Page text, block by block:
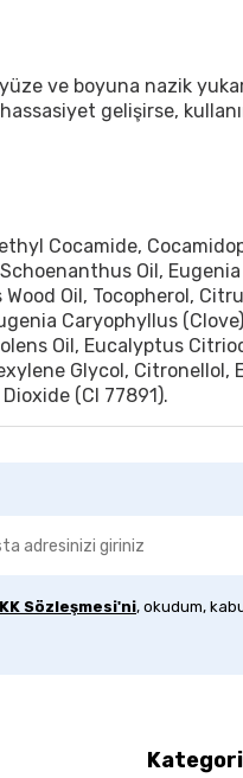
ve boyuna nazik
gelişirse,
Cocamide,
Oil,
Oil, Tocopherol,
Caryophyllus
Oil, Eucalyptus
Glycol, Citronellol,
(CI 77891).
Sözleşmesi'ni, okudum,